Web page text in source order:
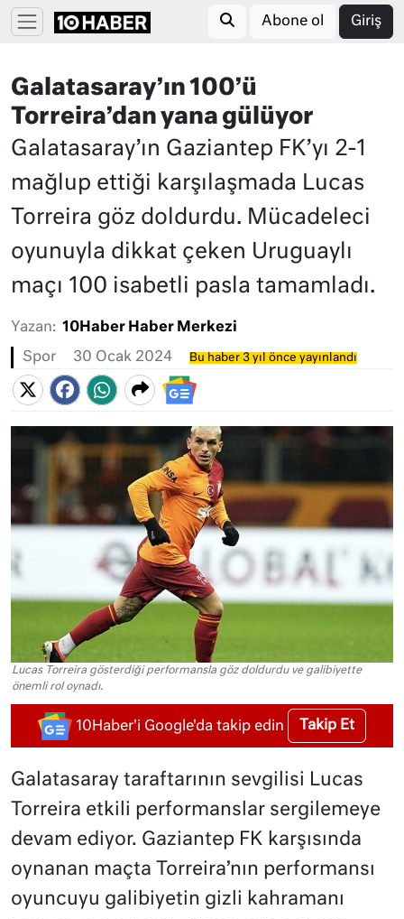
Abone ol Giriş
Galatasaray’ın 100’ü
Torreira’dan yana gülüyor
Galatasaray’ın Gaziantep FK’yı 2-1
mağlup ettiği karşılaşmada Lucas
Torreira göz doldurdu. Mücadeleci
oyunuyla dikkat çeken Uruguaylı
maçı 100 isabetli pasla tamamladı.
Yazan: 10Haber Haber Merkezi
Spor 30 Ocak 2024 Bu haber 3 yıl önce yayınlandı
Lucas Torreira gösterdiği performansla göz doldurdu ve galibiyette
önemli rol oynadı.
10Haber'i Google'da takip edin Takip Et
Galatasaray taraftarının sevgilisi Lucas
Torreira etkili performanslar sergilemeye
devam ediyor. Gaziantep FK karşısında
oynanan maçta Torreira’nın performansı
oyuncuyu galibiyetin gizli kahramanı